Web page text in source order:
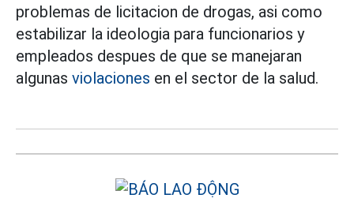
problemas de licitacion de drogas, asi como
estabilizar la ideologia para funcionarios y
empleados despues de que se manejaran
algunas violaciones en el sector de la salud.